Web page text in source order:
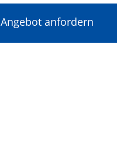
Angebot anfordern